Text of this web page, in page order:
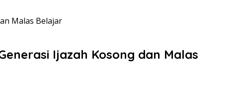
Malas Belajar
Ijazah Kosong dan Malas